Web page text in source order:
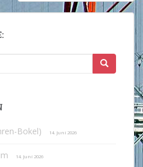
Bokel) 14. Juni 2026
14. Juni 2026